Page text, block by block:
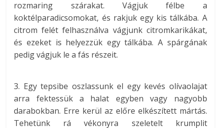
rozmaring szárakat. Vágjuk félbe a
koktélparadicsomokat, és rakjuk egy kis tálkába. A
citrom felét felhasználva vágjunk citromkarikákat,
és ezeket is helyezzük egy tálkába. A spárgának
pedig vágjuk le a fás részeit.
3. Egy tepsibe oszlassunk el egy kevés olívaolajat
arra fektessük a halat egyben vagy nagyobb
darabokban. Erre kerül az előre elkészített mártás.
Tehetünk rá vékonyra szeletelt krumplit